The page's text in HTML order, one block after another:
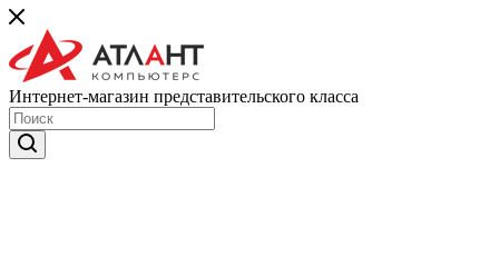
Интернет-магазин представительского класса